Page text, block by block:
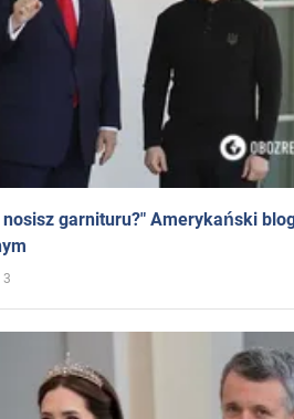
garnituru?" Amerykański
3